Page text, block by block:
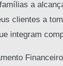
a
clientes a
integram